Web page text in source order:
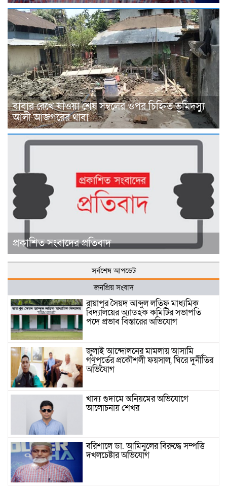
বাবার রেখে যাওয়া শেষ সম্বলের ওপর চিহ্নিত ভূমিদস্যু
আলী আজগরের থাবা
প্রকাশিত সংবাদের প্রতিবাদ
সর্বশেষ আপডেট
জনপ্রিয় সংবাদ
রায়াপুর সৈয়দ আব্দুল লতিফ মাধ্যমিক
বিদ্যালয়ের অ্যাডহক কমিটির সভাপতি
পদে প্রভাব বিস্তারের অভিযোগ
জুলাই আন্দোলনের মামলায় আসামি
গণপূর্তের প্রকৌশলী ফয়সাল, ঘিরে দুর্নীতির
অভিযোগ
খাদ্য গুদামে অনিয়মের অভিযোগে
আলোচনায় শেখর
বরিশালে ডা. আমিনুলের বিরুদ্ধে সম্পত্তি
দখলচেষ্টার অভিযোগ